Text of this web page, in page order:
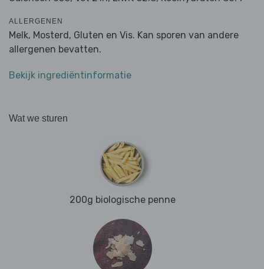
ALLERGENEN
Melk, Mosterd, Gluten en Vis. Kan sporen van andere
allergenen bevatten.
Bekijk ingrediëntinformatie
Wat we sturen
200g biologische penne